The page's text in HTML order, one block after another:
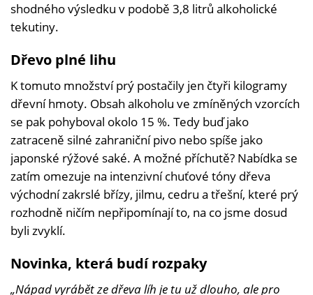
shodného výsledku v podobě 3,8 litrů alkoholické
tekutiny.
Dřevo plné lihu
K tomuto množství prý postačily jen čtyři kilogramy
dřevní hmoty. Obsah alkoholu ve zmíněných vzorcích
se pak pohyboval okolo 15 %. Tedy buď jako
zatraceně silné zahraniční pivo nebo spíše jako
japonské rýžové saké. A možné příchutě? Nabídka se
zatím omezuje na intenzivní chuťové tóny dřeva
východní zakrslé břízy, jilmu, cedru a třešní, které prý
rozhodně ničím nepřipomínají to, na co jsme dosud
byli zvyklí.
Novinka, která budí rozpaky
„Nápad vyrábět ze dřeva líh je tu už dlouho, ale pro